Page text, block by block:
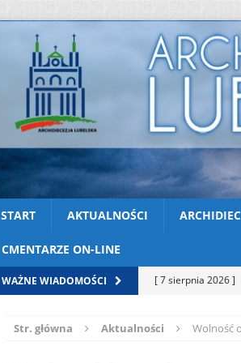
START AKTUALNOŚCI
CMENTARZE ON-LINE
WAŻNE WIADOMOŚCI [ 7 sierpnia 2026 ]
[ 6 sierpnia 2026 ]
Str. główna Aktualności Wolność